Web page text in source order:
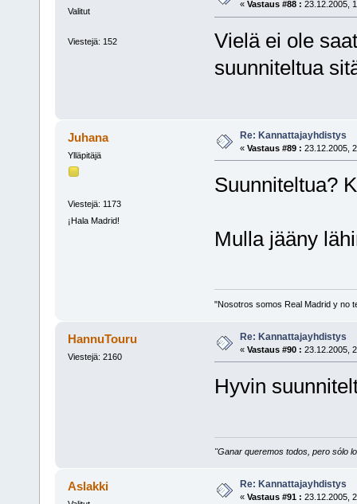
Valitut
Viestejä: 152
« Vastaus #88 : 23.12.2005,
Vielä ei ole
suunniteltua
Juhana
Ylläpitäjä
Viestejä: 1173
¡Hala Madrid!
Re: Kannattajayhdistys
« Vastaus #89 : 23.12.2005,
Suunniteltua?
Mulla jääny
"Nosotros somos Real Madrid y no
HannuTouru
Viestejä: 2160
Re: Kannattajayhdistys
« Vastaus #90 : 23.12.2005,
Hyvin
"Ganar queremos todos, pero sólo
Aslakki Re: Kannattajayhdistys
« Vastaus #91 : 23.12.2005,